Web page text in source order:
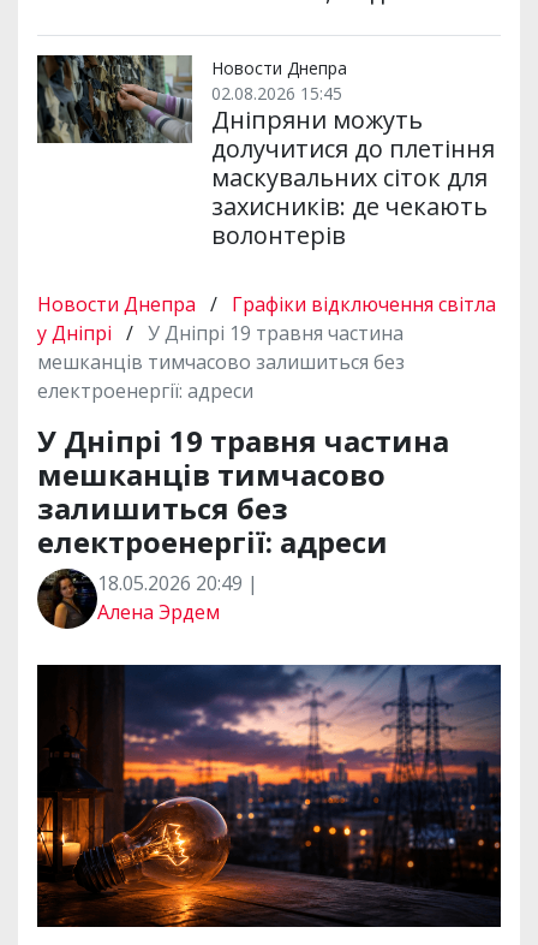
Новости Днепра
02.08.2026 15:45
Дніпряни можуть
долучитися до плетіння
маскувальних сіток для
захисників: де чекають
волонтерів
Новости Днепра / Графіки відключення світла
у Дніпрі / У Дніпрі 19 травня частина
мешканців тимчасово залишиться без
електроенергії: адреси
У Дніпрі 19 травня частина
мешканців тимчасово
залишиться без
електроенергії: адреси
18.05.2026 20:49 |
Алена Эрдем